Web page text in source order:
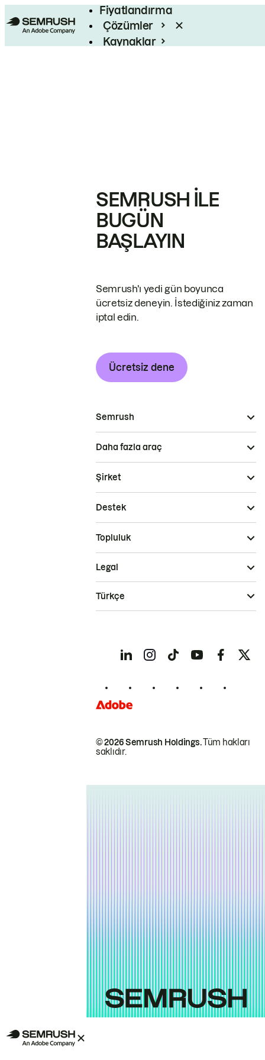
Fiyatlandırma
Çözümler
Kaynaklar
SEMRUSH ILE
BUGÜN
BAŞLAYIN
Semrush'ı yedi gün boyunca
ücretsiz deneyin. İstediğiniz zaman
iptal edin.
Ücretsiz dene
Semrush
Daha fazla araç
Şirket
Destek
Topluluk
© 2026 Semrush Holdings.Tüm hakları
saklıdır.
Legal
Türkçe